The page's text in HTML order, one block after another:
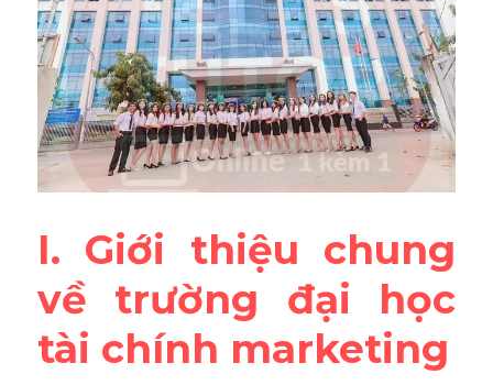
Phân biệt từ
Advice
IELTS Advice
Đề thi thật Task 2
Listening
Speaking
Writing
I. Giới thiệu chung
về trường đại học
tài chính marketing